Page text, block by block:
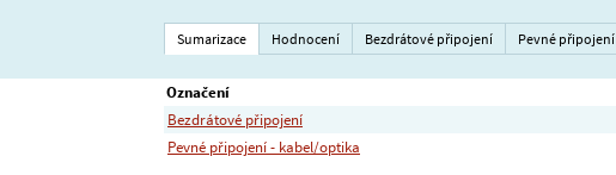
Sumarizace Hodnocení Bezdrátové připojení Pevné
Označení
Bezdrátové připojení
Pevné připojení - kabel/optika